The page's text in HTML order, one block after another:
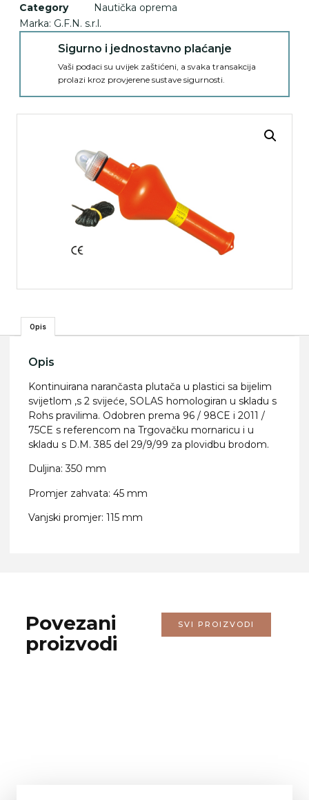
Category
Nautička oprema
Marka: G.F.N. s.r.l.
Sigurno i jednostavno plaćanje
Vaši podaci su uvijek zaštićeni, a svaka transakcija
prolazi kroz provjerene sustave sigurnosti.
Opis
Opis
Kontinuirana narančasta plutača u plastici sa bijelim
svijetlom ,s 2 svijeće, SOLAS homologiran u skladu s
Rohs pravilima. Odobren prema 96 / 98CE i 2011 /
75CE s referencom na Trgovačku mornaricu i u
skladu s D.M. 385 del 29/9/99 za plovidbu brodom.
Duljina: 350 mm
Promjer zahvata: 45 mm
Vanjski promjer: 115 mm
Povezani
proizvodi
SVI PROIZVODI